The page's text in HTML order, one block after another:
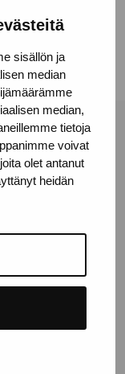
sisällön ja
median
median,
tietoja
voivat
olet antanut
heidän